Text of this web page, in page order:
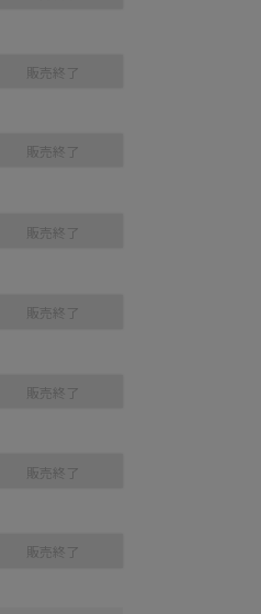
販売終了
販売終了
販売終了
販売終了
販売終了
販売終了
販売終了